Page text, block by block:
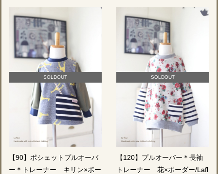
SOLDOUT
【90】ポシェットプルオーバ
ー＊トレーナー キリン×ボー
SOLDOUT
【120】プルオーバー＊長袖
トレーナー 花×ボーダー/Lafl